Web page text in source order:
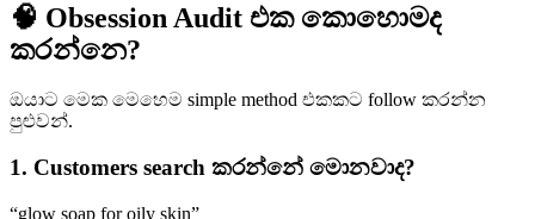
🧠 Obsession Audit එක කොහොමද
කරන්නෙ?
ඔයාට මෙක මෙහෙම simple method එකකට follow කරන්න
පුළුවන්.
1. Customers search කරන්නේ මොනවාද?
“glow soap for oily skin”